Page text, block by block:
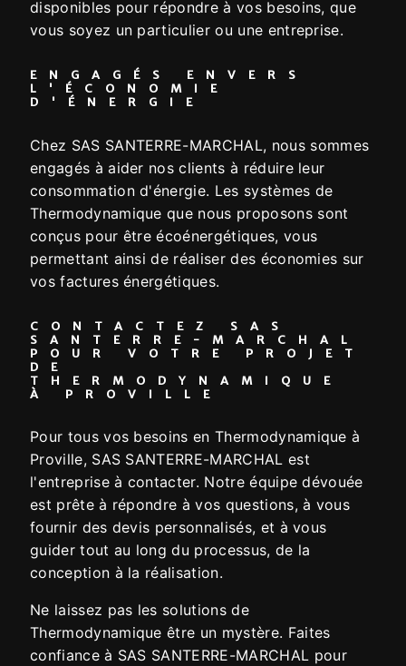
disponibles pour répondre à vos besoins, que
vous soyez un particulier ou une entreprise.
ENGAGÉS ENVERS
L'ÉCONOMIE
D'ÉNERGIE
Chez SAS SANTERRE-MARCHAL, nous sommes
engagés à aider nos clients à réduire leur
consommation d'énergie. Les systèmes de
Thermodynamique que nous proposons sont
conçus pour être écoénergétiques, vous
permettant ainsi de réaliser des économies sur
vos factures énergétiques.
CONTACTEZ SAS
SANTERRE-MARCHAL
POUR VOTRE PROJET
DE
THERMODYNAMIQUE
À PROVILLE
Pour tous vos besoins en Thermodynamique à
Proville, SAS SANTERRE-MARCHAL est
l'entreprise à contacter. Notre équipe dévouée
est prête à répondre à vos questions, à vous
fournir des devis personnalisés, et à vous
guider tout au long du processus, de la
conception à la réalisation.
Ne laissez pas les solutions de
Thermodynamique être un mystère. Faites
confiance à SAS SANTERRE-MARCHAL pour